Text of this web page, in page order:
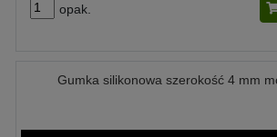
opak.
Gumka silikonowa szerokość 4 mm